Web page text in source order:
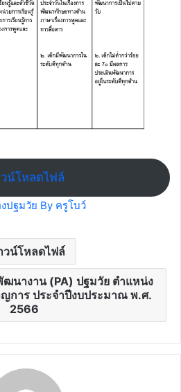
น์โหลดไฟล์
งปฐมวัย By ครูโบว์
วน์โหลดไฟล์
นางาน (PA) ปฐมวัย ตำแหน่ง
การ ประจำปีงบประมาณ พ.ศ.
2566